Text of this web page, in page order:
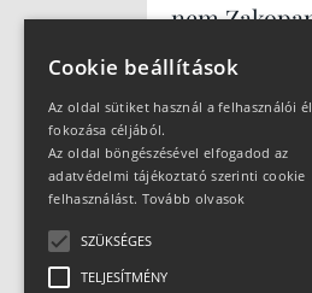
nem
az? Szczyrk
Cookie beállítások
Az oldal sütiket használ a felhasználói
fokozása céljából.
Az oldal böngészésével elfogadod az
adatvédelmi tájékoztató szerinti cookie
felhasználást. Tovább olvasok
SZÜKSÉGES
TELJESÍTMÉNY